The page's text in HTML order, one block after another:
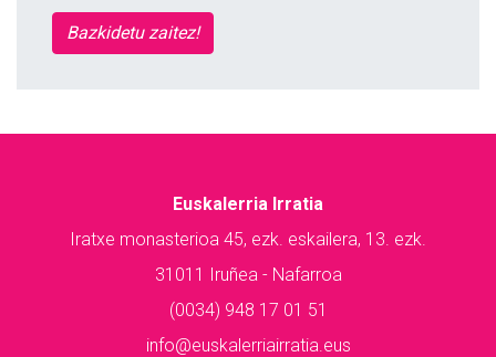
Bazkidetu zaitez!
Euskalerria Irratia
Iratxe monasterioa 45, ezk. eskailera, 13. ezk.
31011 Iruñea - Nafarroa
(0034) 948 17 01 51
info@euskalerriairratia.eus